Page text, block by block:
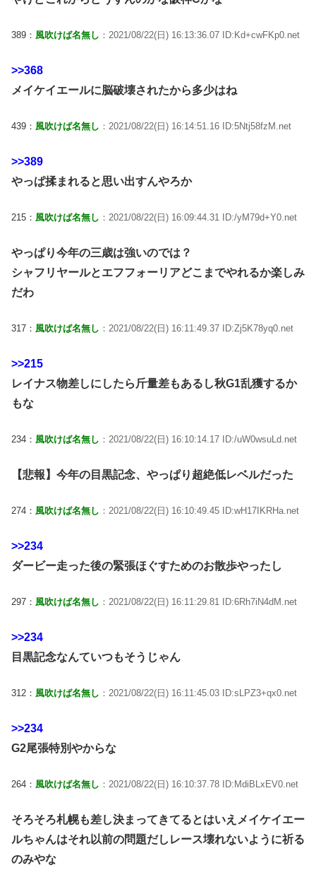
389： 風吹けば名無し ：2021/08/22(日) 16:13:36.07 ID:Kd+cwFKp0.net
>>368
メイケイエールに脳破壊されたから多少はね
439： 風吹けば名無し ：2021/08/22(日) 16:14:51.16 ID:5Ntj58fzM.net
>>389
やっぱ揉まれると思い出すんやろか
215： 風吹けば名無し ：2021/08/22(日) 16:09:44.31 ID:/yM79d+Y0.net
やっぱり今年の三歳は強いのでは？
シャフリヤールとエフフォーリアどこまでやれるか楽しみ
だわ
317： 風吹けば名無し ：2021/08/22(日) 16:11:49.37 ID:Zj5K78yq0.net
>>215
レイナス物差しにしたら斤量差もあるし秋G1乱獲するか
もな
234： 風吹けば名無し ：2021/08/22(日) 16:10:14.17 ID:/uW0wsuLd.net
【悲報】今年の目黒記念、やっぱり超絶低レベルだった
274： 風吹けば名無し ：2021/08/22(日) 16:10:49.45 ID:wH17IKRHa.net
>>234
ダービー走った後の緊張ほぐすためのお散歩やったし
297： 風吹けば名無し ：2021/08/22(日) 16:11:29.81 ID:6Rh7iN4dM.net
>>234
目黒記念なんていつもそうじゃん
312： 風吹けば名無し ：2021/08/22(日) 16:11:45.03 ID:sLPZ3+qx0.net
>>234
G2尾張特別やからな
264： 風吹けば名無し ：2021/08/22(日) 16:10:37.78 ID:MdiBLxEV0.net
そろそろ札幌も差し決まってきてるとはいえメイケイエー
ルちゃんはそれ以前の問題だしレース壊れないように祈る
のみやな